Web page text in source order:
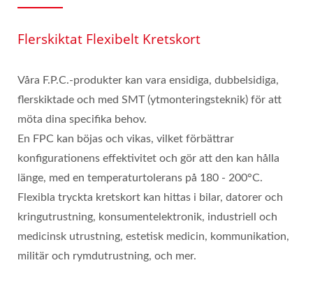
Flerskiktat Flexibelt Kretskort
Våra F.P.C.-produkter kan vara ensidiga, dubbelsidiga,
flerskiktade och med SMT (ytmonteringsteknik) för att
möta dina specifika behov.
En FPC kan böjas och vikas, vilket förbättrar
konfigurationens effektivitet och gör att den kan hålla
länge, med en temperaturtolerans på 180 - 200°C.
Flexibla tryckta kretskort kan hittas i bilar, datorer och
kringutrustning, konsumentelektronik, industriell och
medicinsk utrustning, estetisk medicin, kommunikation,
militär och rymdutrustning, och mer.